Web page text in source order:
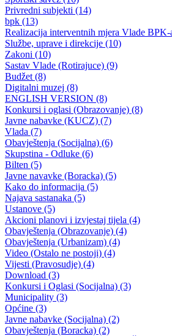
K O N K U R S za naknadni upis učenika
s područja Bosansko-podrinjskog kantona
2014/15. godinu
25.06.2014